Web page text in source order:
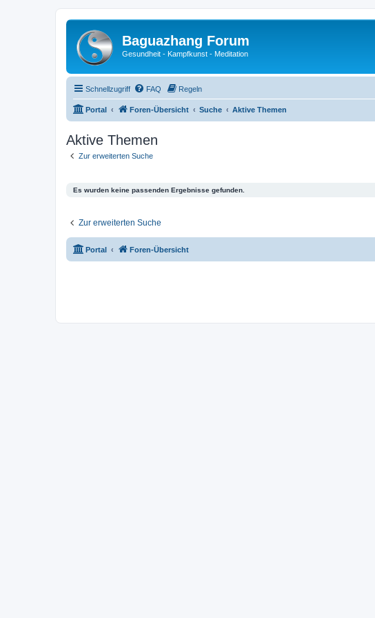
Baguazhang Forum
Gesundheit - Kampfkunst - Meditation
Schnellzugriff FAQ Regeln
Portal Foren-Übersicht Suche Aktive Themen
Aktive Themen
Zur erweiterten Suche
Es wurden keine passenden Ergebnisse gefunden.
Zur erweiterten Suche
Portal Foren-Übersicht